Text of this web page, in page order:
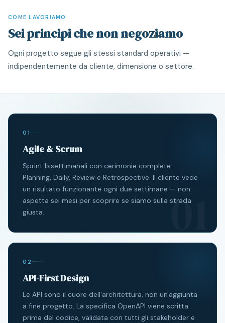
COME LAVORIAMO
Sei principi che non negoziamo
Ogni progetto segue gli stessi standard operativi —
indipendentemente da cliente, dimensione o settore.
01
01
Agile & Scrum
Sprint bisettimanali con cerimonie complete:
Planning, Daily, Review e Retrospective. Il cliente vede
un risultato funzionante ogni due settimane — non
aspetta sei mesi per scoprire se siamo sulla strada
giusta.
02
API-First Design
Le API sono il cuore dell'architettura, non un'aggiunta
a fine progetto. La specifica OpenAPI viene scritta
prima del codice, validata con tutti gli stakeholder e